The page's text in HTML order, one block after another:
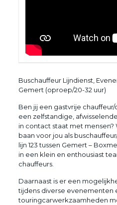
Buschauffeur Lijndienst,
Gemert (oproep/20-32 uur)
Ben jij een gastvrije
een zelfstandige,
in contact staat met
baan voor jou als
lijn 123 tussen Gemert –
in een klein en enthousiast
chauffeurs.
Daarnaast is er een
tijdens diverse evenementen
touringcarwerkzaamheden